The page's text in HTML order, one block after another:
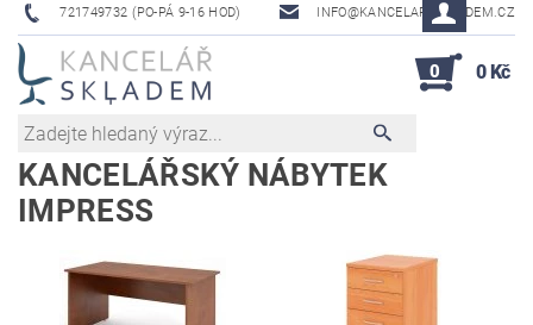
721749732 (PO-PÁ 9-16 HOD) INFO@KANCELAR-SKLADEM.CZ
0 0 Kč
KANCELÁŘSKÝ NÁBYTEK
IMPRESS